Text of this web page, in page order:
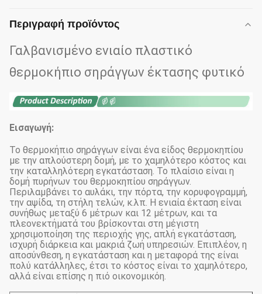
Περιγραφή προϊόντος
Γαλβανισμένο ενιαίο πλαστικό
θερμοκήπιο σηράγγων έκτασης φυτικό
Εισαγωγή:
Το θερμοκήπιο σηράγγων είναι ένα είδος θερμοκηπίου
με την απλούστερη δομή, με το χαμηλότερο κόστος και
την καταλληλότερη εγκατάσταση. Το πλαίσιο είναι η
δομή πυρήνων του θερμοκηπίου σηράγγων.
Περιλαμβάνει το αυλάκι, την πόρτα, την κορυφογραμμή,
την αψίδα, τη στήλη τελών, κ.λπ. Η ενιαία έκταση είναι
συνήθως μεταξύ 6 μέτρων και 12 μέτρων, και τα
πλεονεκτήματά του βρίσκονται στη μέγιστη
χρησιμοποίηση της περιοχής γης, απλή εγκατάσταση,
ισχυρή διάρκεια και μακριά ζωή υπηρεσιών. Επιπλέον, η
αποσύνθεση, η εγκατάσταση και η μεταφορά της είναι
πολύ κατάλληλες, έτσι το κόστος είναι το χαμηλότερο,
αλλά είναι επίσης η πιό οικονομικόη.